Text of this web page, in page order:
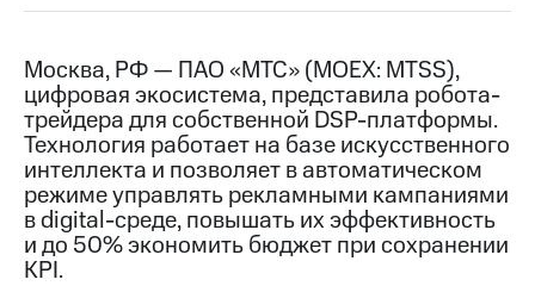
информация
Контакты
Медиа-центр
Пресс-
релизы
МТС
о технологиях
Москва, РФ — ПАО «МТС» (MOEX: MTSS),
цифровая экосистема, представила робота-
трейдера для собственной DSP-платформы.
Технология работает на базе искусственного
интеллекта и позволяет в автоматическом
режиме управлять рекламными кампаниями
в digital-среде, повышать их эффективность
и до 50% экономить бюджет при сохранении
KPI.